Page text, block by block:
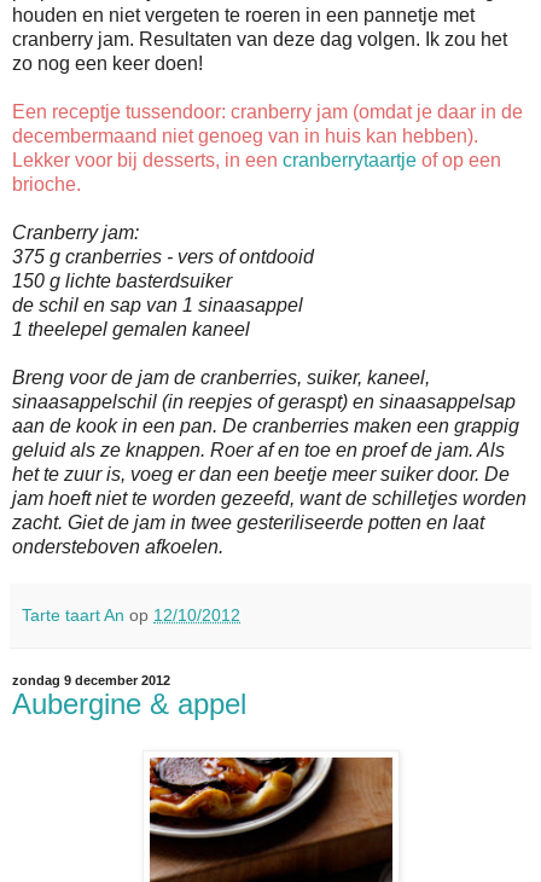
houden en niet vergeten te roeren in een pannetje met
cranberry jam. Resultaten van deze dag volgen. Ik zou het
zo nog een keer doen!
Een receptje tussendoor: cranberry jam (omdat je daar in de
decembermaand niet genoeg van in huis kan hebben).
Lekker voor bij desserts, in een cranberrytaartje of op een
brioche.
Cranberry jam:
375 g cranberries - vers of ontdooid
150 g lichte basterdsuiker
de schil en sap van 1 sinaasappel
1 theelepel gemalen kaneel
Breng voor de jam de cranberries, suiker, kaneel,
sinaasappelschil (in reepjes of geraspt) en sinaasappelsap
aan de kook in een pan. De cranberries maken een grappig
geluid als ze knappen. Roer af en toe en proef de jam. Als
het te zuur is, voeg er dan een beetje meer suiker door. De
jam hoeft niet te worden gezeefd, want de schilletjes worden
zacht. Giet de jam in twee gesteriliseerde potten en laat
ondersteboven afkoelen.
Tarte taart An op 12/10/2012
zondag 9 december 2012
Aubergine & appel